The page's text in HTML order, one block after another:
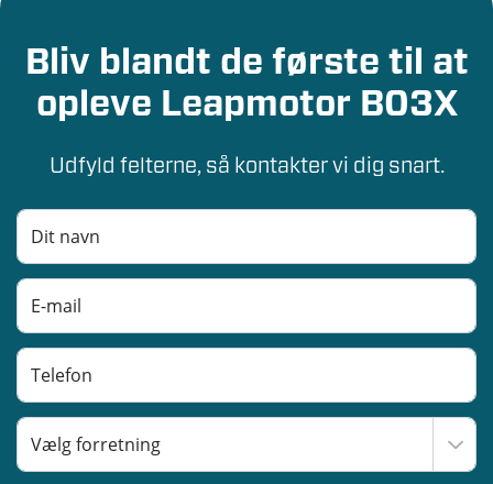
Bliv blandt de første til at
opleve Leapmotor B03X
Udfyld felterne, så kontakter vi dig snart.